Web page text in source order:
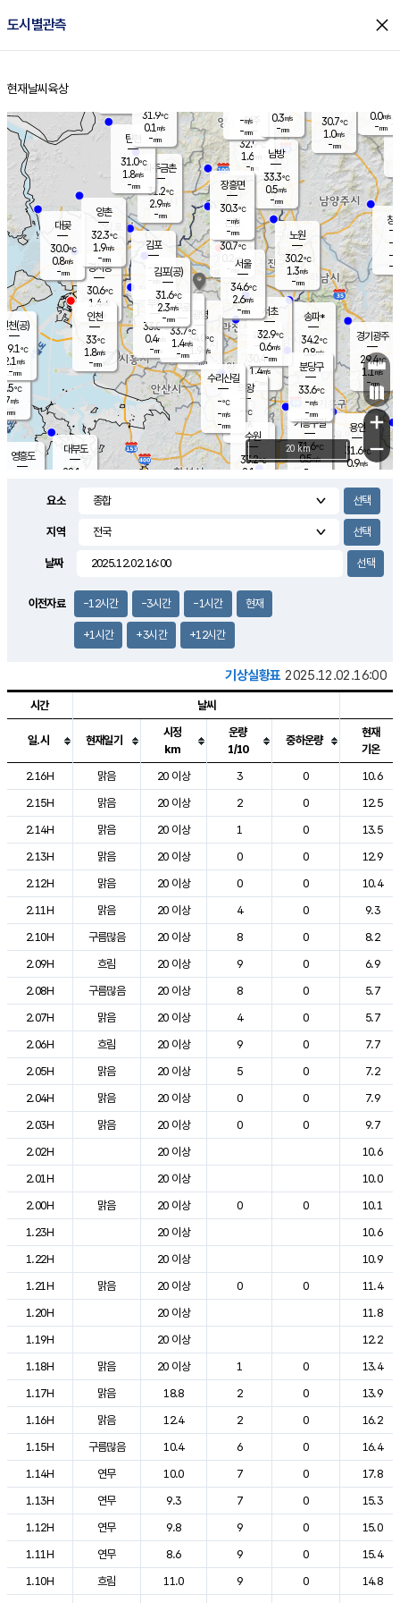
도시별관측 close
홈
현재날씨 육상
의도
℃
m/s
mm
영흥도
양주
32.9℃
1.6
-mm
과천
30.4℃
1.4m/s
- mm
용인
31.6℃
0.9m/s
경기광주
29.4℃
1.1m/s
-mm
2.1m/s
대부도
28.1
경서동
30.6℃
1.4 m/s
-mm
파주금촌
31.2℃
2.9m/s
-mm
30.7℃
1.0m/s
-mm
대곶
30.0℃
0.8m/s
-mm
창
-
-m/
-
탄현
31.0℃
1.8m/s
-mm
0.0m/s
-mm
의왕
- ℃
m/s
mm
김포
- ℃
-m/s
mm
광명
34.0
℃
1.9 m/s
-mm
부천
33.0℃
0.4m/s
-mm
양촌
32.3℃
1.9m/s
-mm
구로
33.7℃
1.4m/s
-mm
은평
30.7℃
0.2 m/s
- mm
노원
30.2℃
1.3m/s
-mm
송파*
34.2℃
0.8m/s
-mm
서초
32.9℃
0.6m/s
-mm
남방
33.3℃
0.5m/s
-mm
기흥구갈
31.6℃
0.5m/s
-
수리산길
-℃
-m/s
-mm
분당구
33.6℃
-m/s
-mm
장흥면
30.3℃
-m/s
-mm
-m/s
-mm
인천(공)
29.1℃
2.1 m/s
-mm
김포(공)
31.6℃
2.3m/s
-mm
수원
33.2℃
2.1 m/s
인천
33℃
1.8m/s
-mm
서울
34.6℃
2.6m/s
-mm
31.9℃
0.1 m/s
-mm
0.3m/s
-mm
+
−
20 km
요소
지역
날짜
이전자료 -12시간 -3시간 -1시간 현재
+1시간 +3시간 +12시간
기상실황표 2025.12.02.16:00
도시별 기상실황표로 지점, 날씨, 기온, 강수, 바람, 기압등을 안내한 표입
시간 날씨
일.시 현재일기
시정
km
운량
1/10
중하운량
현재
기온
2.16H
맑음 20 이상 3 0
10.6
2.15H
맑음 20 이상 2 0
12.5
2.14H
맑음 20 이상 1 0
13.5
2.13H
맑음 20 이상 0 0
12.9
2.12H
맑음 20 이상 0 0
10.4
2.11H
맑음 20 이상 4 0
9.3
2.10H
구름많음 20 이상 8 0
8.2
2.09H
흐림 20 이상 9 0
6.9
2.08H
구름많음 20 이상 8 0
5.7
2.07H
맑음 20 이상 4 0
5.7
2.06H
흐림 20 이상 9 0
7.7
2.05H
맑음 20 이상 5 0
7.2
2.04H
맑음 20 이상 0 0
7.9
2.03H
맑음 20 이상 0 0
9.7
2.02H
20 이상
10.6
2.01H
20 이상
10.0
2.00H
맑음 20 이상 0 0
10.1
1.23H
20 이상
10.6
1.22H
20 이상
10.9
1.21H
맑음 20 이상 0 0
11.4
1.20H
20 이상
11.8
1.19H
20 이상
12.2
1.18H
맑음 20 이상 1 0
13.4
1.17H
맑음 18.8 2 0
13.9
1.16H
맑음 12.4 2 0
16.2
1.15H
구름많음 10.4 6 0
16.4
1.14H
연무 10.0 7 0
17.8
1.13H
연무 9.3 7 0
15.3
1.12H
연무 9.8 9 0
15.0
1.11H
연무 8.6 9 0
15.4
1.10H
흐림 11.0 9 0
14.8